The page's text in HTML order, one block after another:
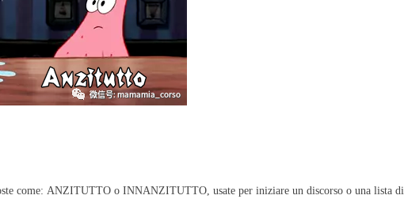
come: ANZITUTTO o INNANZITUTTO, usate per iniziare un discorso o una lista